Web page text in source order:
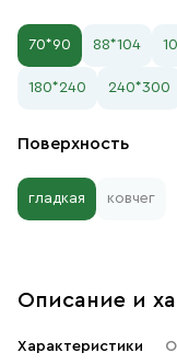
70*90 88*104
180*240 240*300
Поверхность
гладкая ковчег
Описание и
Характеристики